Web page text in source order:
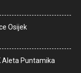
Osijek
Aleta Puntamika